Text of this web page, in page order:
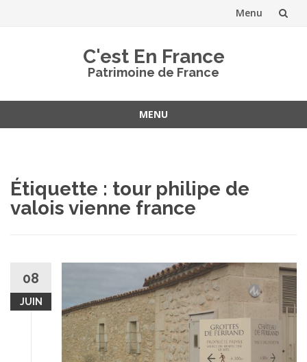
Menu
C'est En France
Patrimoine de France
MENU
Étiquette : tour philipe de
valois vienne france
08
JUIN